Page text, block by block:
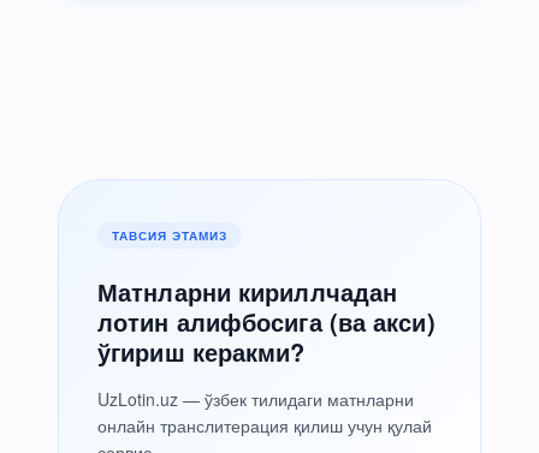
ТАВСИЯ ЭТАМИЗ
Матнларни кириллчадан
лотин алифбосига (ва акси)
ўгириш керакми?
UzLotin.uz — ўзбек тилидаги матнларни
онлайн транслитерация қилиш учун қулай